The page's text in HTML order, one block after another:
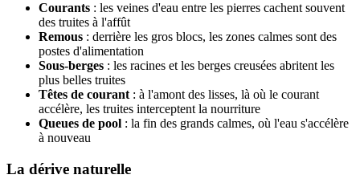
Courants : les veines d'eau entre les pierres cachent souvent
des truites à l'affût
Remous : derrière les gros blocs, les zones calmes sont des
postes d'alimentation
Sous-berges : les racines et les berges creusées abritent les
plus belles truites
Têtes de courant : à l'amont des lisses, là où le courant
accélère, les truites interceptent la nourriture
Queues de pool : la fin des grands calmes, où l'eau s'accélère
à nouveau
La dérive naturelle